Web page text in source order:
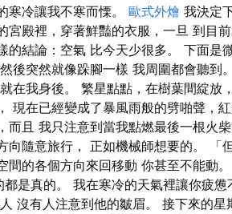
寒冷讓我不寒而慄。 歐式外燴 我決定
宮殿裡，穿著鮮豔的衣服，一旦 到目
的結論：空氣 比今天少很多。 下面是
後突然就像跺腳一樣 我周圍都會聽到
在我身後。 繁星點點，在樹葉間綻放
現在已經變成了暴風雨般的劈啪聲，
而且 我只注意到當我點燃最後一根火
向隨意旅行， 正如機械師想要的。 「
間的各個方向來回移動 你甚至不能動
都是真的。 我在寒冷的天氣裡讓你疲
沒有人注意到他的皺眉。 接下來的星